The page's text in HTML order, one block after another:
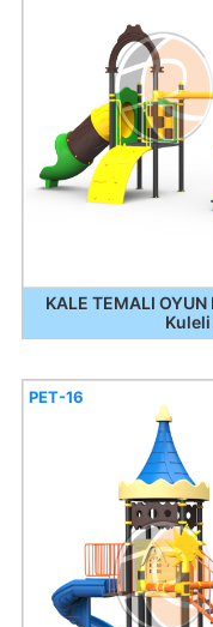
KALE TEMALI OYUN
PET-16